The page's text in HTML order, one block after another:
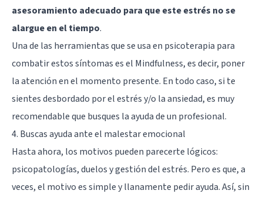
asesoramiento adecuado para que este estrés no se
alargue en el tiempo.
Una de las herramientas que se usa en psicoterapia para
combatir estos síntomas es el Mindfulness, es decir, poner
la atención en el momento presente. En todo caso, si te
sientes desbordado por el estrés y/o la ansiedad, es muy
recomendable que busques la ayuda de un profesional.
4. Buscas ayuda ante el malestar emocional
Hasta ahora, los motivos pueden parecerte lógicos:
psicopatologías, duelos y gestión del estrés. Pero es que, a
veces, el motivo es simple y llanamente pedir ayuda. Así, sin